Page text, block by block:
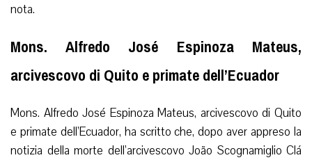
nota.
Mons. Alfredo José Espinoza Mateus,
arcivescovo di Quito e primate dell’Ecuador
Mons. Alfredo José Espinoza Mateus, arcivescovo di Quito
e primate dell’Ecuador, ha scritto che, dopo aver appreso la
notizia della morte dell’arcivescovo João Scognamiglio Clá